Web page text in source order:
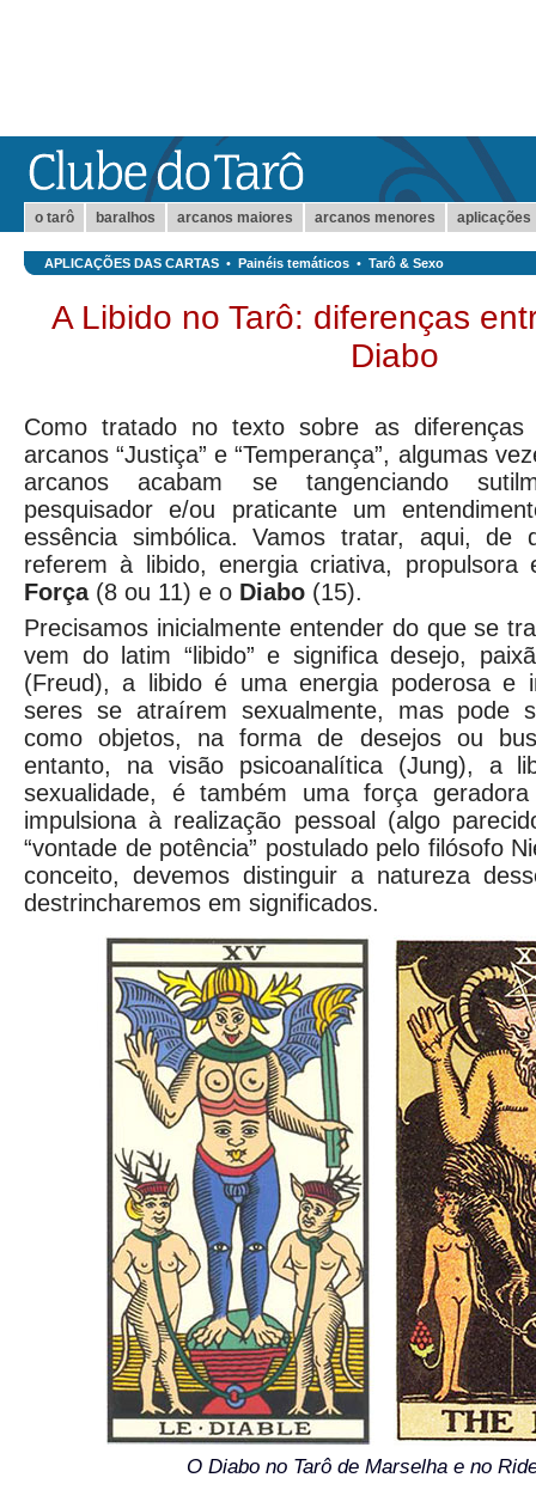
o tarô baralhos arcanos maiores arcanos menores aplicações
APLICAÇÕES DAS CARTAS • Painéis temáticos • Tarô & Sexo
A Libido no Tarô: diferenças
Diabo
Como tratado no texto sobre as diferenças
arcanos “Justiça” e “Temperança”, algumas
arcanos acabam se tangenciando
pesquisador e/ou praticante um
essência simbólica. Vamos tratar, aqui, de
referem à libido, energia criativa, propulsora
Força(8 ou 11) e o Diabo (15).
Precisamos inicialmente entender do que se
vem do latim “libido” e significa desejo,
(Freud), a libido é uma energia poderosa e
seres se atraírem sexualmente, mas pode
como objetos, na forma de desejos ou
entanto, na visão psicoanalítica (Jung), a
sexualidade, é também uma força
impulsiona à realização pessoal (algo
“vontade de potência” postulado pelo filósofo
conceito, devemos distinguir a natureza
destrincharemos em significados.
O Diabo no Tarô de Marselha e no